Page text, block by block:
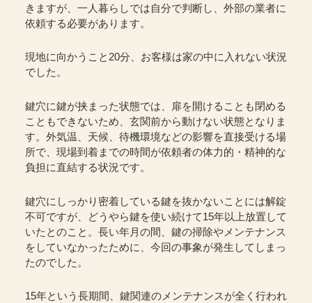
きますが、一人暮らしでは自分で判断し、外部の業者に
依頼する必要があります。
現地に向かうこと20分、お客様は家の中に入れない状況
でした。
鍵穴に鍵が挟まった状態では、扉を開けることも閉める
こともできないため、玄関前から動けない状態となりま
す。外気温、天候、待機環境などの影響を直接受ける場
所で、現場到着までの時間が依頼者の体力的・精神的な
負担に直結する状況です。
鍵穴にしっかり密着している鍵を抜かないことには解錠
不可ですが、どうやら鍵を使い続けて15年以上放置して
いたとのこと。長い年月の間、鍵の掃除やメンテナンス
をしていなかったために、今回の事象が発生してしまっ
たのでした。
15年という長期間、鍵関連のメンテナンスが全く行われ